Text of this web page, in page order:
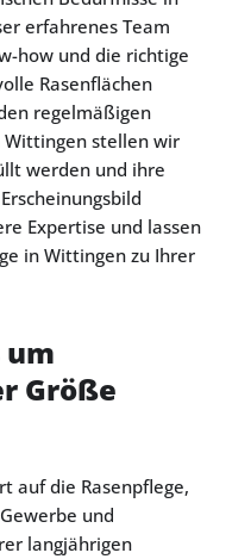
erfahrenes Team
how und die richtige
Rasenflächen
regelmäßigen
Wittingen stellen wir
werden und ihre
Expertise und lassen
in Wittingen zu Ihrer
Größe
auf die Rasenpflege,
und
langjährigen